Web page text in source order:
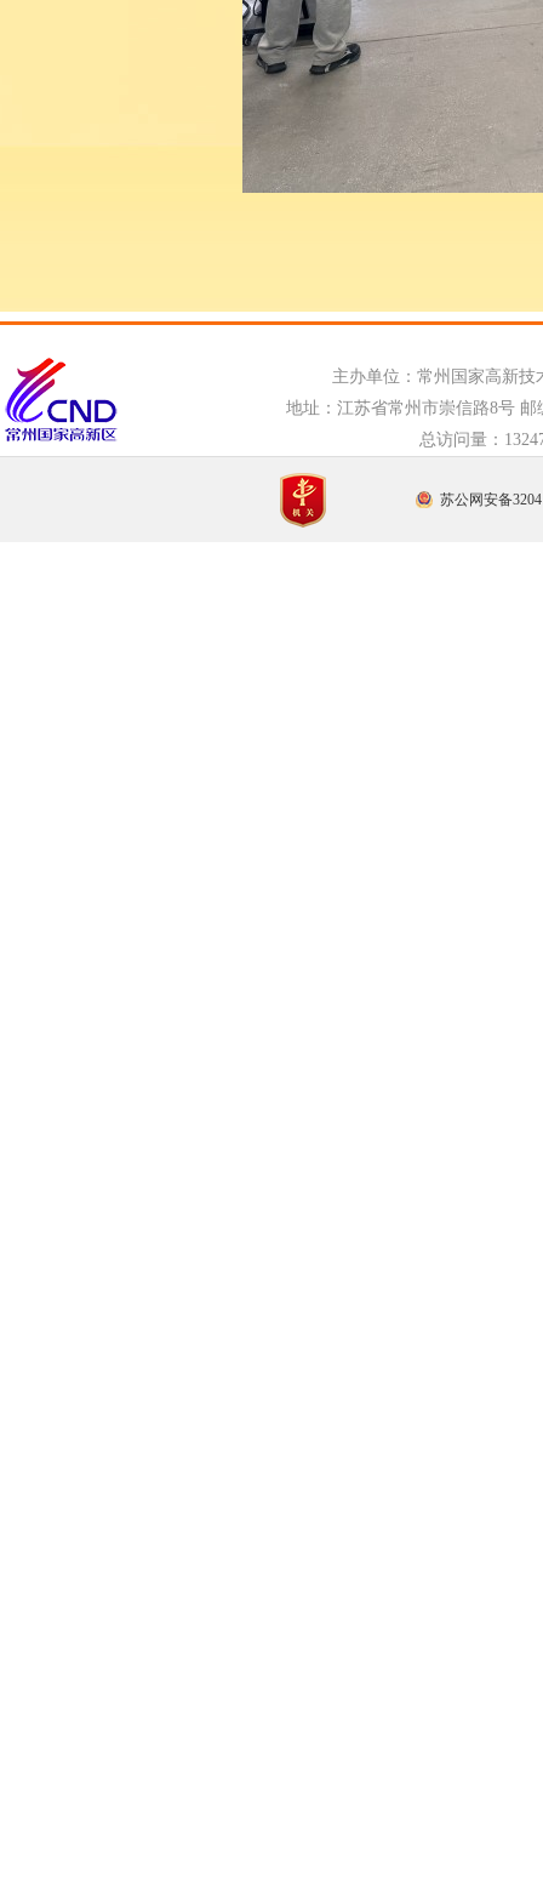
主办单位：常州国家高新
地址：江苏省常州市崇信路8号 邮
总访问量：
苏公网安备